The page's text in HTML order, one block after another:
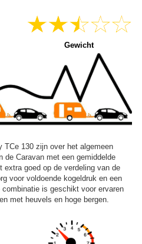
Gewicht
TCe 130 zijn over het algemeen
de Caravan met een gemiddelde
extra goed op de verdeling van de
voor voldoende kogeldruk en een
is geschikt voor ervaren
met heuvels en hoge bergen.